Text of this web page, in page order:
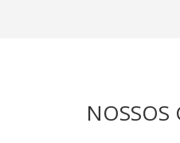
NOSSOS